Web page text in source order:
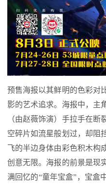
预售海报以其鲜明的色彩对
影的艺术追求。海报中，主
（由赵薇饰演）手拉手在
空碎片如流星般划过，却阻
飞的半边身体由彩色积木构
创意无限。海报的前景是现
满回忆的“童年宝盒”，宝盒